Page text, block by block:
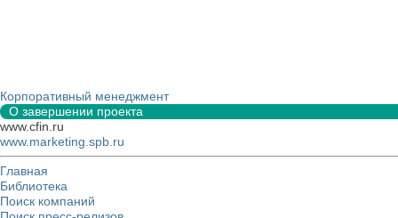
Корпоративный менеджмент
О завершении проекта
www.cfin.ru
www.marketing.spb.ru
Главная
Библиотека
Поиск компаний